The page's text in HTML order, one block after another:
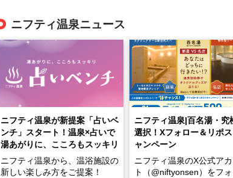
ニフティ温泉ニュース
ニフティ温泉が新提案「占いベ
ンチ」スタート！温泉×占いで
湯あがりに、こころもスッキリ
ニフティ温泉から、温浴施設の
新しい楽しみ方をご提案！
ニフティ温泉|百名湯・究
選択！Xフォロー＆リポ
ャンペーン
ニフティ温泉のX公式ア
ト（@niftyonsen）をフ